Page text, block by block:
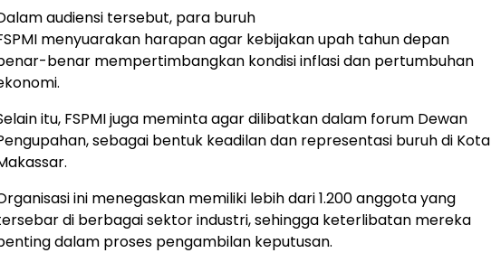
audiensi tersebut, para buruh
menyuarakan harapan agar kebijakan upah tahun depan
benar mempertimbangkan kondisi inflasi dan pertumbuhan
itu, FSPMI juga meminta agar dilibatkan dalam forum Dewan
sebagai bentuk keadilan dan representasi buruh di Kota
ini menegaskan memiliki lebih dari 1.200 anggota yang
di berbagai sektor industri, sehingga keterlibatan mereka
dalam proses pengambilan keputusan.